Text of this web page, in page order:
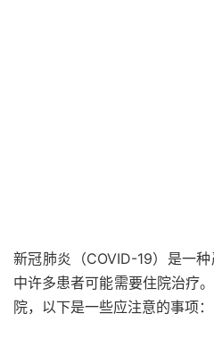
新冠肺炎（COVID-19）是一
中许多患者可能需要住院治疗
院，以下是一些应注意的事项：